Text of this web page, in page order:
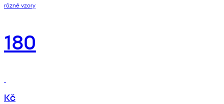
různé vzory
180
Kč